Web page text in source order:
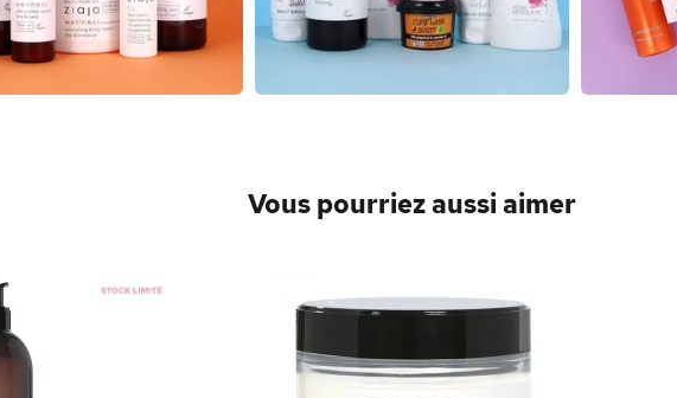
Vous pourriez aussi aimer